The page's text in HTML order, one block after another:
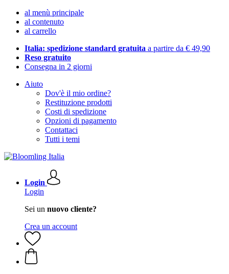
al menù principale
al contenuto
al carrello
Italia: spedizione standard gratuita a partire da € 49,90
Reso gratuito
Consegna in 2 giorni
Aiuto
Dov'è il mio ordine?
Restituzione prodotti
Costi di spedizione
Opzioni di pagamento
Contattaci
Tutti i temi
Login
Login
Sei un nuovo cliente?
Crea un account